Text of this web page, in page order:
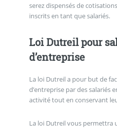
serez dispensés de
inscrits en tant que salariés.
Loi Dutreil pour
d’entreprise
La loi Dutreil a pour but de
d’entreprise par des salariés
activité tout en conservant
La loi Dutreil vous permettra